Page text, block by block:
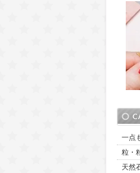
一点
粒・
天然